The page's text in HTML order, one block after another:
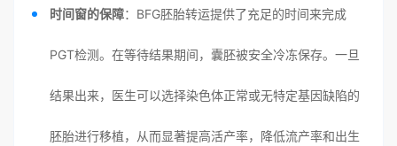
时间窗的保障：BFG胚胎转运提供了充足的时间来完成
PGT检测。在等待结果期间，囊胚被安全冷冻保存。一旦
结果出来，医生可以选择染色体正常或无特定基因缺陷的
胚胎进行移植，从而显著提高活产率，降低流产率和出生